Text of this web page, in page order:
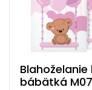
bábätká